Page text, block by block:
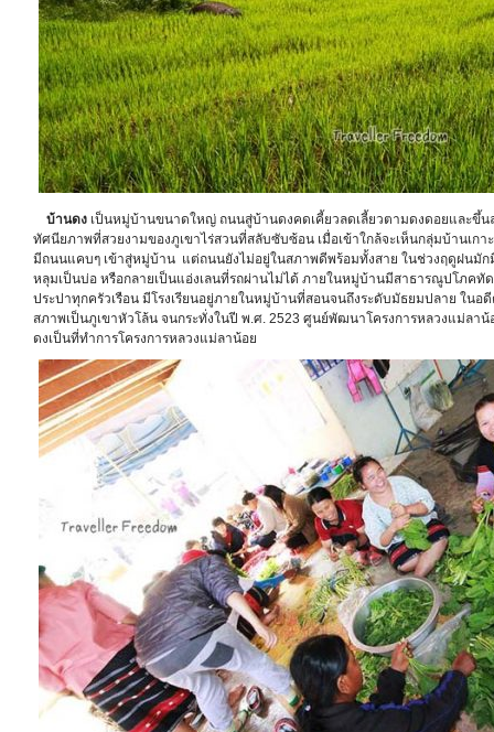
บ้านดง เป็นหมู่บ้านขนาดใหญ่ ถนนสู่บ้านดงคดเคี้ยวลดเลี้ยวตามดงดอยและขึ้น
ทัศนียภาพที่สวยงามของภูเขาไร่สวนที่สลับซับซ้อน เมื่อเข้าใกล้จะเห็นกลุ่มบ้านเก
มีถนนแคบๆ เข้าสู่หมู่บ้าน แต่ถนนยังไม่อยู่ในสภาพดีพร้อมทั้งสาย ในช่วงฤดูฝนมั
หลุมเป็นบ่อ หรือกลายเป็นแอ่งเลนที่รถผ่านไม่ได้ ภายในหมู่บ้านมีสาธารณูปโภค
ประปาทุกครัวเรือน มีโรงเรียนอยู่ภายในหมู่บ้านที่สอนจนถึงระดับมัธยมปลาย ใน
สภาพเป็นภูเขาหัวโล้น จนกระทั่งในปี พ.ศ. 2523 ศูนย์พัฒนาโครงการหลวงแม่ลา
ดงเป็นที่ทำการโครงการหลวงแม่ลาน้อย